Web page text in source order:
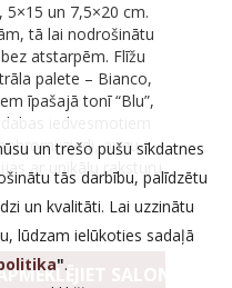
un 7,5×20 cm.
tā lai nodrošinātu
atstarpēm. Flīžu
palete – Bianco,
īpašajā tonī “Blu”,
iedvesmotiem
ziedi, augu
ar unikālu raksturu.
SALONU
un trešo pušu sīkdatnes
tās darbību, palīdzētu
un kvalitāti. Lai uzzinātu
lūdzam ielūkoties sadaļā
".